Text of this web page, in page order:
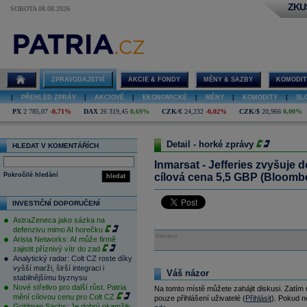
SOBOTA 08.08.2026
ZPRAVODAJSTVÍ AKCIE & FONDY MĚNY & SAZBY
PŘEHLED ZPRÁV AKCIOVÉ EKONOMICKÉ MĚNY KOMODITY
PX 2 785,07 -0,71% DAX 26 319,45 0,69% CZK/€ 24,232 -0,02% CZK/$ 20,966 0,00%
HLEDAT V KOMENTÁŘÍCH
hledat
Pokročilé hledání
INVESTIČNÍ DOPORUČENÍ
AstraZeneca jako sázka na
defenzivu mimo AI horečku
Arista Networks: AI může firmě
zajistit příznivý vítr do zad
Analytický radar: Colt CZ roste díky
vyšší marži, širší integraci i
stabilnějšímu byznysu
Nové střelivo pro další růst. Patria
mění cílovou cenu pro Colt CZ
Detail - horké zprávy
Inmarsat - Jefferies zvyšuje
cílová cena 5,5 GBP
Reklama
Váš názor
Na tomto místě můžete zahájit diskusi.
pouze přihlášení uživatelé (Přihlásit). Pokud